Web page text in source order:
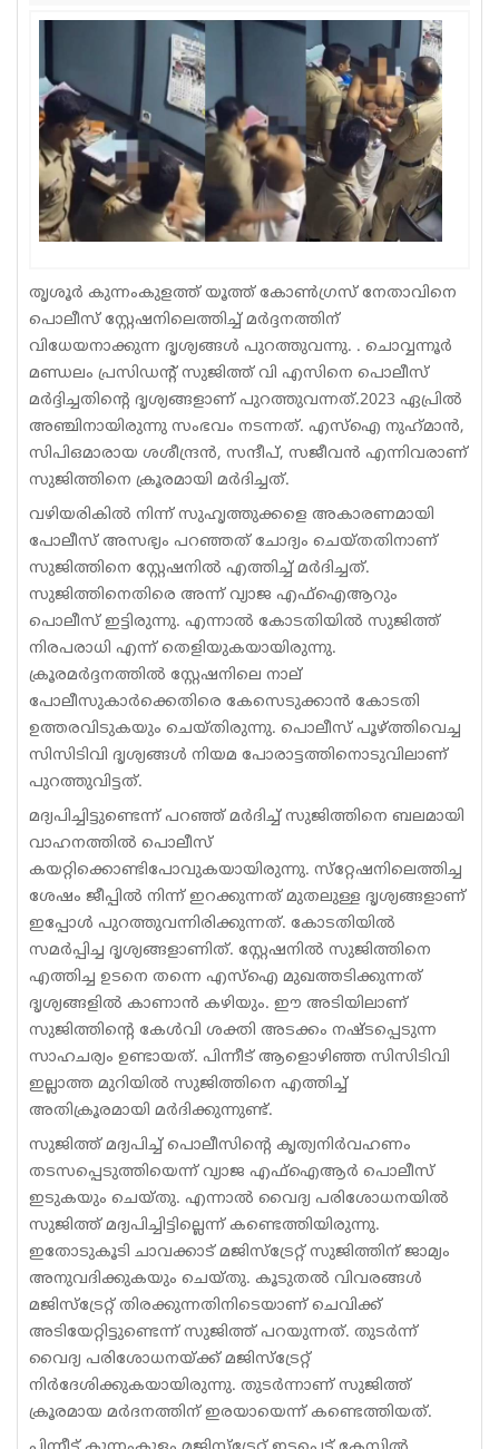
Jwala
Classifieds
Law
Gallery
തൃശൂർ കുന്നംകുളത്ത് യൂത്ത് കോൺഗ്രസ് നേതാവിനെ
പൊലീസ് സ്റ്റേഷനിലെത്തിച്ച് മർദ്ദനത്തിന്
വിധേയനാക്കുന്ന ദൃശ്യങ്ങൾ പുറത്തുവന്നു. . ചൊവ്വന്നൂർ
മണ്ഡലം പ്രസിഡന്റ് സുജിത്ത് വി എസിനെ പൊലീസ്
മർദ്ദിച്ചതിന്റെ ദൃശ്യങ്ങളാണ് പുറത്തുവന്നത്.2023 ഏപ്രിൽ
അഞ്ചിനായിരുന്നു സംഭവം നടന്നത്. എസ്‌ഐ നുഹ്‌മാന്‍,
സിപിഒമാരായ ശശീന്ദ്രന്‍, സന്ദീപ്, സജീവന്‍ എന്നിവരാണ്
സുജിത്തിനെ ക്രൂരമായി മര്‍ദിച്ചത്.
വഴിയരികിൽ നിന്ന് സുഹൃത്തുക്കളെ അകാരണമായി
പോലീസ് അസഭ്യം പറഞ്ഞത് ചോദ്യം ചെയ്തതിനാണ്
സുജിത്തിനെ സ്റ്റേഷനിൽ‌ എത്തിച്ച് മർദിച്ചത്.
സുജിത്തിനെതിരെ അന്ന് വ്യാജ എഫ്ഐആറും
പൊലീസ് ഇട്ടിരുന്നു. എന്നാൽ കോടതിയിൽ സുജിത്ത്
നിരപരാധി എന്ന് തെളിയുകയായിരുന്നു.
ക്രൂരമർദ്ദനത്തിൽ സ്റ്റേഷനിലെ നാല്
പോലീസുകാർക്കെതിരെ കേസെടുക്കാൻ കോടതി
ഉത്തരവിടുകയും ചെയ്ത‍ിരുന്നു. പൊലീസ് പൂഴ്ത്തിവെച്ച
സിസിടിവി ദൃശ്യങ്ങൾ നിയമ പോരാട്ടത്തിനൊടുവിലാണ്
പുറത്തുവിട്ടത്.
മദ്യപിച്ചിട്ടുണ്ടെന്ന് പറഞ്ഞ് മർദിച്ച് സുജിത്തിനെ ബലമായി
വാഹനത്തിൽ പൊലീസ്
കയറ്റിക്കൊണ്ടിപോവുകയായിരുന്നു. സ്‌റ്റേഷനിലെത്തിച്ച
ശേഷം ജീപ്പിൽ നിന്ന് ഇറക്കുന്നത് മുതലുള്ള ദൃശ്യങ്ങളാണ്
ഇപ്പോൾ പുറത്തുവന്നിരിക്കുന്നത്. കോടതിയിൽ
സമർപ്പിച്ച ദൃശ്യങ്ങളാണിത്. സ്റ്റേഷനിൽ സുജിത്തിനെ
എത്തിച്ച ഉടനെ തന്നെ എസ്‌ഐ മുഖത്തടിക്കുന്നത്
ദൃശ്യങ്ങളിൽ കാണാൻ കഴിയും. ഈ അടിയിലാണ്
സുജിത്തിന്റെ കേൾവി ശക്തി അടക്കം നഷ്ടപ്പെടുന്ന
സാഹചര്യം ഉണ്ടായത്. പിന്നീട് ആളൊഴിഞ്ഞ സിസിടിവി
ഇല്ലാത്ത മുറിയിൽ സുജിത്തിനെ എത്തിച്ച്
അതിക്രൂരമായി മർദിക്കുന്നുണ്ട്.
സുജിത്ത് മദ്യപിച്ച് പൊലീസിന്റെ കൃത്യനിർവഹണം
തടസപ്പെടുത്തിയെന്ന് വ്യാജ എഫ്‌ഐആർ പൊലീസ്
ഇടുകയും ചെയ്തു. എന്നാൽ വൈദ്യ പരിശോധനയിൽ
സുജിത്ത് മദ്യപിച്ചിട്ടില്ലെന്ന് കണ്ടെത്തിയിരുന്നു.
ഇതോടുകൂടി ചാവക്കാട് മജിസ്‌ട്രേറ്റ് സുജിത്തിന് ജാമ്യം
അനുവദിക്കുകയും ചെയ്തു. കൂടുതൽ വിവരങ്ങൾ
മജിസ്‌ട്രേറ്റ് തിരക്കുന്നതിനിടെയാണ് ചെവിക്ക്
അടിയേറ്റിട്ടുണ്ടെന്ന് സുജിത്ത് പറയുന്നത്. തുടർന്ന്
വൈദ്യ പരിശോധനയ്ക്ക് മജിസ്‌ട്രേറ്റ്
നിർദേശിക്കുകയായിരുന്നു. തുടർന്നാണ് സുജിത്ത്
ക്രൂരമായ മർദനത്തിന് ഇരയായെന്ന് കണ്ടെത്തിയത്.